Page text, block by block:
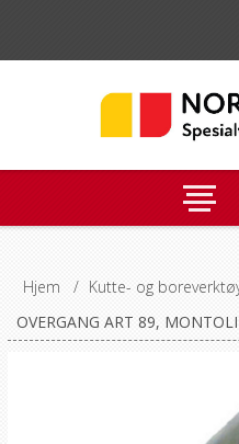
Hjem / Kutte- og
OVERGANG ART 89,